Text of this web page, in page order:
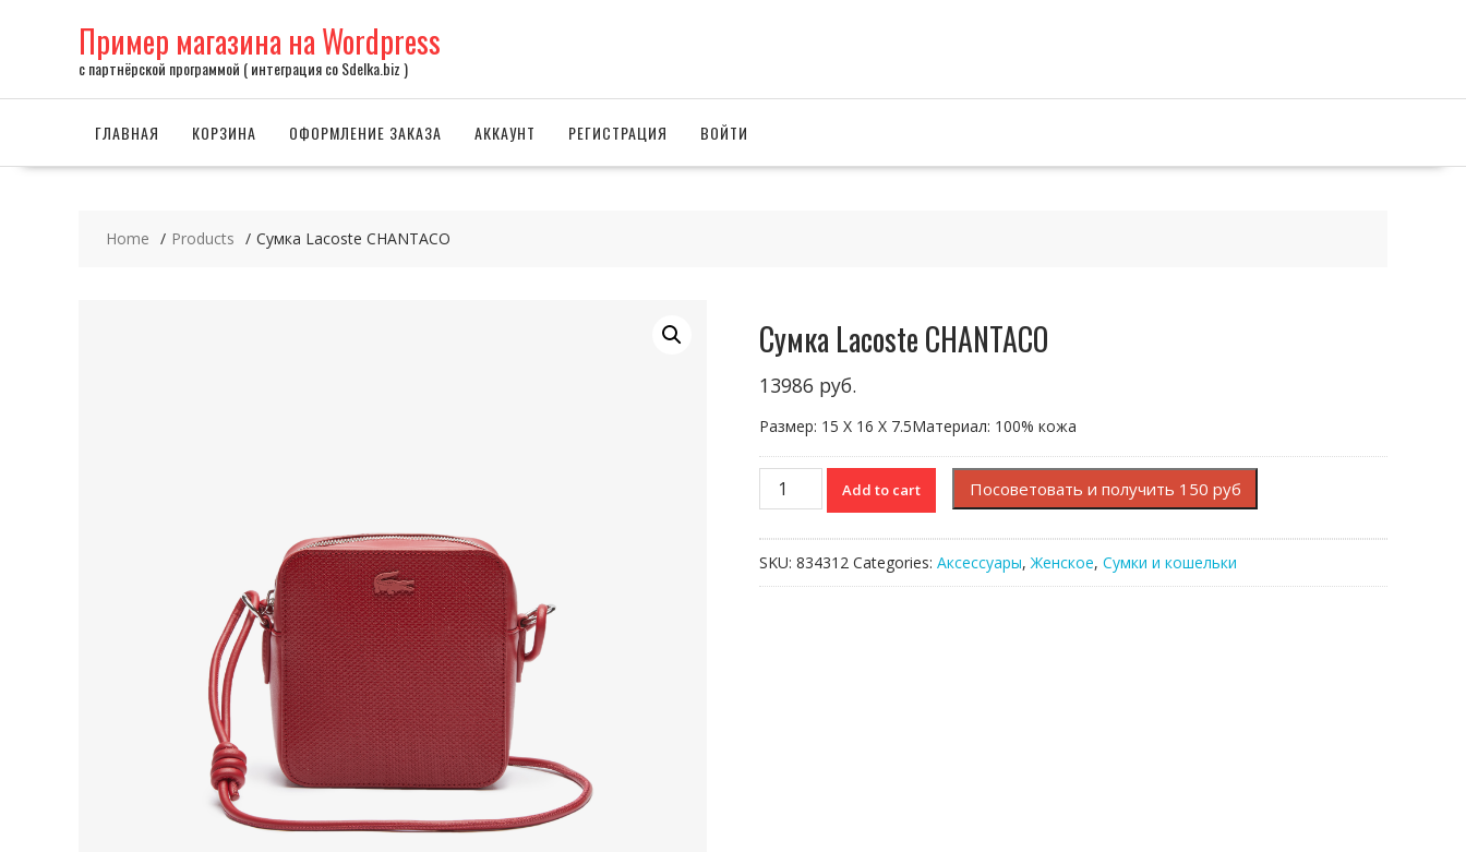
Пример магазина на Wordpress
с партнёрской программой ( интеграция со Sdelka.biz )
ГЛАВНАЯ КОРЗИНА ОФОРМЛЕНИЕ ЗАКАЗА АККАУНТ РЕГИСТРАЦИЯ ВОЙТИ
Home Products Сумка Lacoste CHANTACO
Сумка Lacoste CHANTACO
13986 руб.
Размер: 15 X 16 X 7.5Материал: 100% кожа
Сумка
Lacoste
Add to cart Посоветовать и получить 150 руб
SKU: 834312 Categories: Аксессуары,Женское, Сумки и кошельки